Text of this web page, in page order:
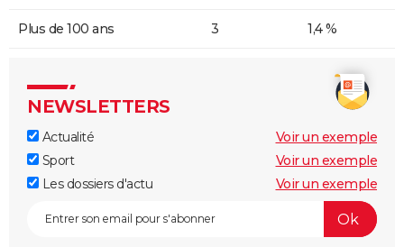
Plus de 100 ans 3 1,4 %
NEWSLETTERS
Actualité
Voir un exemple
Sport
Voir un exemple
Les dossiers d'actu
Voir un exemple